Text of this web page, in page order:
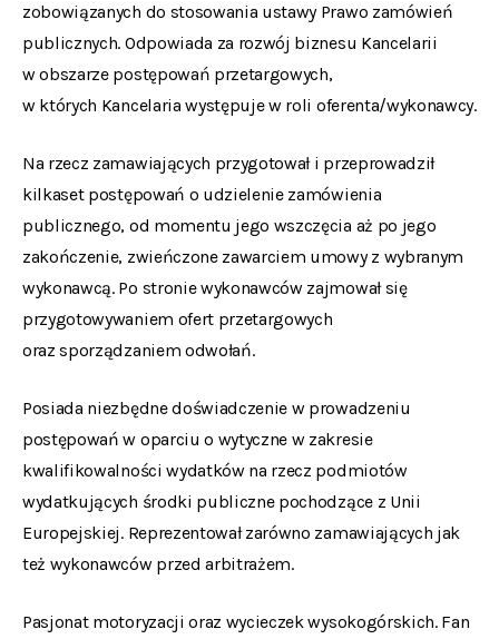
zobowiązanych do stosowania ustawy Prawo zamówień
publicznych. Odpowiada za rozwój biznesu Kancelarii
w obszarze postępowań przetargowych,
w których Kancelaria występuje w roli oferenta/wykonawcy.
Na rzecz zamawiających przygotował i przeprowadził
kilkaset postępowań o udzielenie zamówienia
publicznego, od momentu jego wszczęcia aż po jego
zakończenie, zwieńczone zawarciem umowy z wybranym
wykonawcą. Po stronie wykonawców zajmował się
przygotowywaniem ofert przetargowych
oraz sporządzaniem odwołań.
Posiada niezbędne doświadczenie w prowadzeniu
postępowań w oparciu o wytyczne w zakresie
kwalifikowalności wydatków na rzecz podmiotów
wydatkujących środki publiczne pochodzące z Unii
Europejskiej. Reprezentował zarówno zamawiających jak
też wykonawców przed arbitrażem.
Pasjonat motoryzacji oraz wycieczek wysokogórskich. Fan